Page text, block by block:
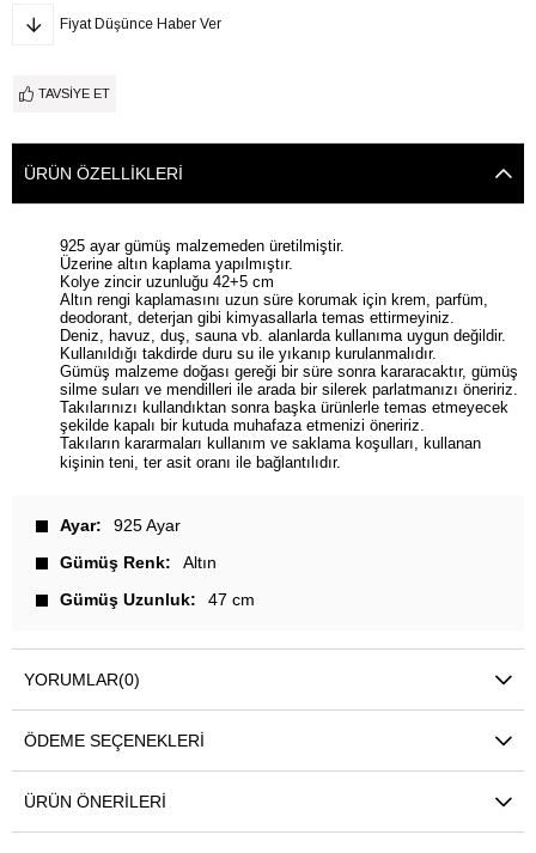
Fiyat Düşünce Haber Ver
TAVSIYE ET
ÜRÜN ÖZELLIKLERI
925 ayar gümüş malzemeden üretilmiştir.
Üzerine altın kaplama yapılmıştır.
Kolye zincir uzunluğu 42+5 cm
Altın rengi kaplamasını uzun süre korumak için krem, parfüm,
deodorant, deterjan gibi kimyasallarla temas ettirmeyiniz.
Deniz, havuz, duş, sauna vb. alanlarda kullanıma uygun değildir.
Kullanıldığı takdirde duru su ile yıkanıp kurulanmalıdır.
Gümüş malzeme doğası gereği bir süre sonra kararacaktır, gümüş
silme suları ve mendilleri ile arada bir silerek parlatmanızı öneririz.
Takılarınızı kullandıktan sonra başka ürünlerle temas etmeyecek
şekilde kapalı bir kutuda muhafaza etmenizi öneririz.
Takıların kararmaları kullanım ve saklama koşulları, kullanan
kişinin teni, ter asit oranı ile bağlantılıdır.
Ayar
925 Ayar
Gümüş Renk
Altın
Gümüş Uzunluk
47 cm
YORUMLAR(0)
ÖDEME SEÇENEKLERI
ÜRÜN ÖNERILERI